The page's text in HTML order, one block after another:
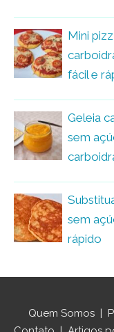
Mini
fácil e
Geleia
sem
sem
rápido
Quem Somos |